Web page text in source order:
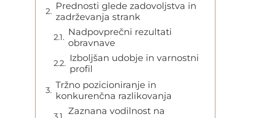
Prednosti glede zadovoljstva in
zadrževanja strank
Nadpovprečni rezultati
obravnave
Izboljšan udobje in varnostni
profil
Tržno pozicioniranje in
konkurenčna razlikovanja
Zaznana vodilnost na